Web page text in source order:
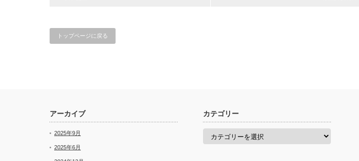
トップページに戻る
アーカイブ
2025年9月
2025年6月
カテゴリー
カ